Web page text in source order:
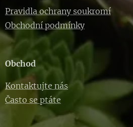
Pravidla ochrany soukromí
Obchodní podmínky
Obchod
Kontaktujte nás
Často se ptáte